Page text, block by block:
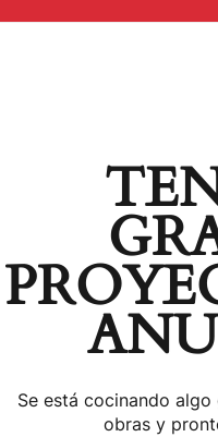
Se está cocinando
obras y